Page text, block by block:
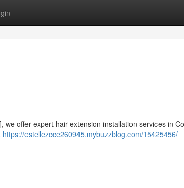
offer expert hair extension installation services in
https://estellezcce260945.mybuzzblog.com/15425456/